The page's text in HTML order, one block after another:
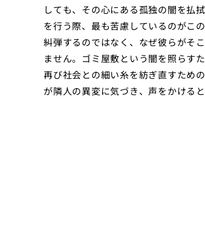
しても、その心にある孤独の闇を払
を行う際、最も苦慮しているのがこ
糾弾するのではなく、なぜ彼らがそ
ません。ゴミ屋敷という闇を照らす
再び社会との細い糸を紡ぎ直すため
が隣人の異変に気づき、声をかける